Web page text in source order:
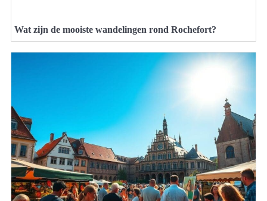
Wat zijn de mooiste wandelingen rond Rochefort?